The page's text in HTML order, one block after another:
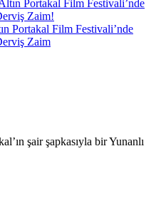
Portakal Film Festivali’nde
Zaim
şair şapkasıyla bir Yunanlı